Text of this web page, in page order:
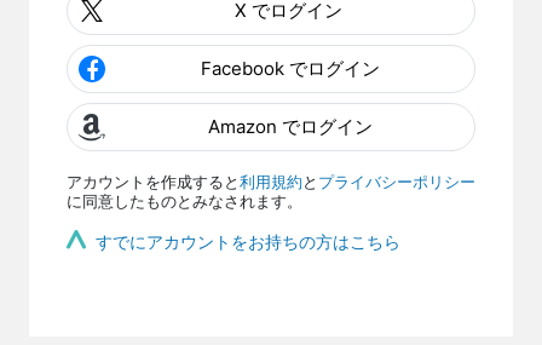
X でログイン
Facebook でログイン
Amazon でログイン
アカウントを作成すると 利用規約 と プライバシーポリシー
に同意したものとみなされます。
すでにアカウントをお持ちの方はこちら